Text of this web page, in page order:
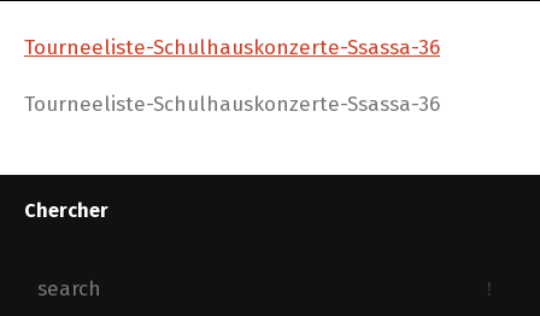
Tourneeliste-Schulhauskonzerte-Ssassa-36
Tourneeliste-Schulhauskonzerte-Ssassa-36
Chercher